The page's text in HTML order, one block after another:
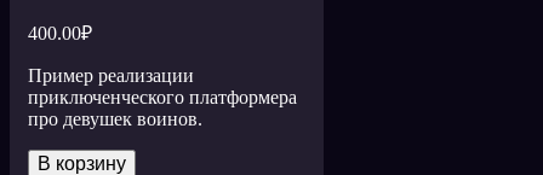
400.00₽
Пример реализации
приключенческого платформера
про девушек воинов.
В корзину